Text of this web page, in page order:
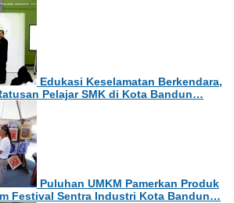
Edukasi Keselamatan Berkendara,
Pelajar SMK di Kota Bandun…
Puluhan UMKM Pamerkan Produk
Festival Sentra Industri Kota Bandun…